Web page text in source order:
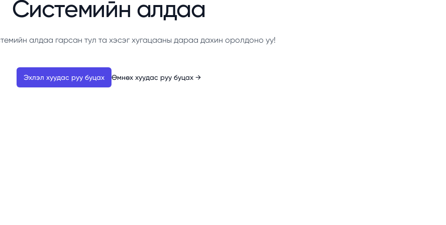
Системийн алдаа
алдаа гарсан тул та хэсэг хугацааны дараа дахин оролдоно уу!
Эхлэл хуудас руу буцах Өмнөх хуудас руу буцах →